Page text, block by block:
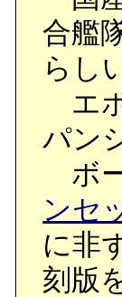
合艦
らし
エ
パン
ボ
ンセ
に非
刻版